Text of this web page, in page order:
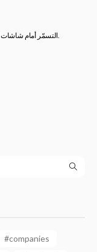
التسمّر أمام شاشات التلفزة أصبح من طقوس شهر #رمضان المبارك.
#companies